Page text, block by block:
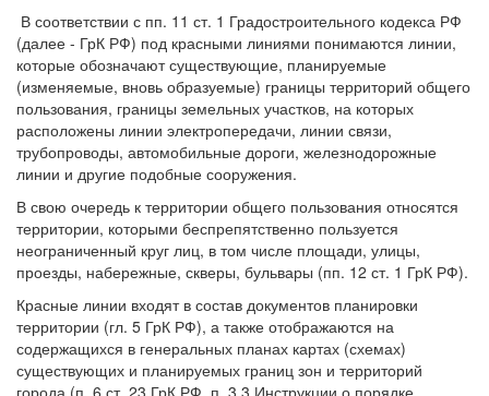
В соответствии с пп. 11 ст. 1 Градостроительного кодекса РФ
(далее - ГрК РФ) под красными линиями понимаются линии,
которые обозначают существующие, планируемые
(изменяемые, вновь образуемые) границы территорий общего
пользования, границы земельных участков, на которых
расположены линии электропередачи, линии связи,
трубопроводы, автомобильные дороги, железнодорожные
линии и другие подобные сооружения.
В свою очередь к территории общего пользования относятся
территории, которыми беспрепятственно пользуется
неограниченный круг лиц, в том числе площади, улицы,
проезды, набережные, скверы, бульвары (пп. 12 ст. 1 ГрК РФ).
Красные линии входят в состав документов планировки
территории (гл. 5 ГрК РФ), а также отображаются на
содержащихся в генеральных планах картах (схемах)
существующих и планируемых границ зон и территорий
города (п. 6 ст. 23 ГрК РФ, п. 3.3 Инструкции о порядке